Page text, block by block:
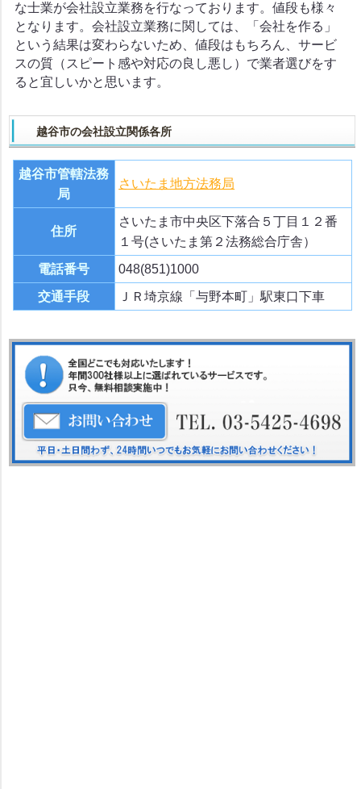
な士業が会社設立業務を行なっております。値段も様々
となります。会社設立業務に関しては、「会社を作る」
という結果は変わらないため、値段はもちろん、サービ
スの質（スピート感や対応の良し悪し）で業者選びをす
ると宜しいかと思います。
越谷市の会社設立関係各所
越谷市管轄法務
局
さいたま地方法務局
住所
さいたま市中央区下落合５丁目１２番
１号(さいたま第２法務総合庁舎）
電話番号
048(851)1000
交通手段
ＪＲ埼京線「与野本町」駅東口下車